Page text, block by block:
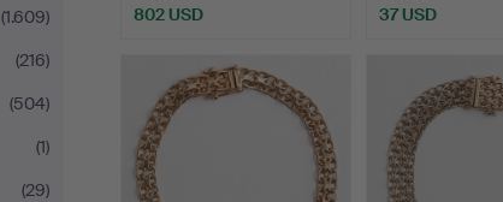
(1.609)
(216)
(504)
(1)
(29)
802 USD 37 USD